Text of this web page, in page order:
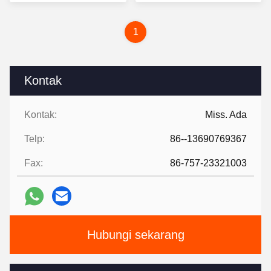
Kontak
Kontak: Miss. Ada
Telp: 86--13690769367
Fax: 86-757-23321003
Hubungi sekarang
1